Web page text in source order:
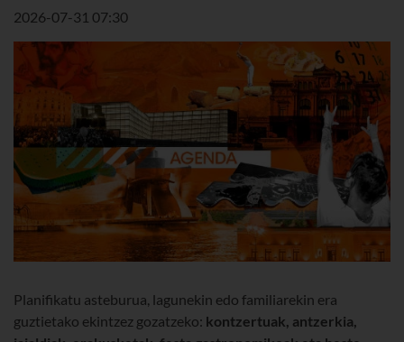
2026-07-31 07:30
Planifikatu asteburua, lagunekin edo familiarekin era
guztietako ekintzez gozatzeko: kontzertuak, antzerkia,